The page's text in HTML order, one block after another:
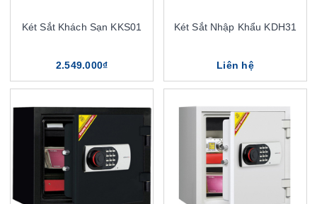
Két Sắt Khách Sạn KKS01
2.549.000₫
Két Sắt Nhập Khẩu KDH31
Liên hệ